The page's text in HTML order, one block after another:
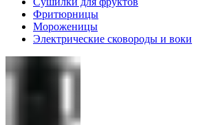
Фритюрницы
Мороженицы
Электрические сковороды и воки